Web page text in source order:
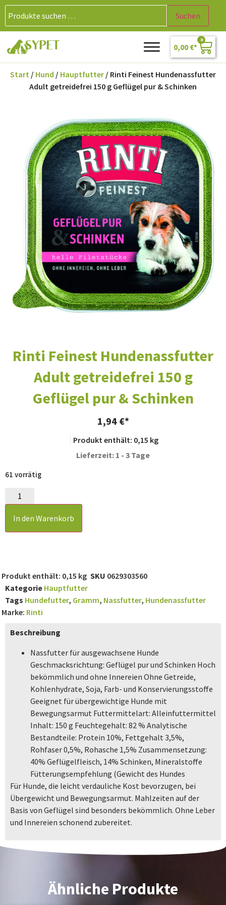
Suchen
0,00 €
0
Start / Hund / Hauptfutter / Rinti Feinest Hundenassfutter
Adult getreidefrei 150 g Geflügel pur & Schinken
Rinti Feinest Hundenassfutter
Adult getreidefrei 150 g
Geflügel pur & Schinken
1,94 €
Produkt enthält: 0,15 kg
Lieferzeit: 1 - 3 Tage
61 vorrätig
In den Warenkorb
Produkt enthält: 0,15 kg SKU 0629303560
Kategorie Hauptfutter
Tags Hundefutter, Gramm, Nassfutter, Hundenassfutter
Marke: Rinti
Beschreibung
Nassfutter für ausgewachsene Hunde
Geschmacksrichtung: Geflügel pur und Schinken Hoch
bekömmlich und ohne Innereien Ohne Getreide,
Kohlenhydrate, Soja, Farb- und Konservierungsstoffe
Geeignet für übergewichtige Hunde mit
Bewegungsarmut Futtermittelart: Alleinfuttermittel
Inhalt: 150 g Feuchtegehalt: 82 % Analytische
Bestandteile: Protein 10%, Fettgehalt 3,5%,
Rohfaser 0,5%, Rohasche 1,5% Zusammensetzung:
40% Geflügelfleisch, 14% Schinken, Mineralstoffe
Fütterungsempfehlung (Gewicht des Hundes
Für Hunde, die leicht verdauliche Kost bevorzugen, bei
Übergewicht und Bewegungsarmut. Mahlzeiten auf der
Basis von Geflügel sind besonders bekömmlich. Ohne Leber
und Innereien schonend zubereitet.
Ähnliche Produkte